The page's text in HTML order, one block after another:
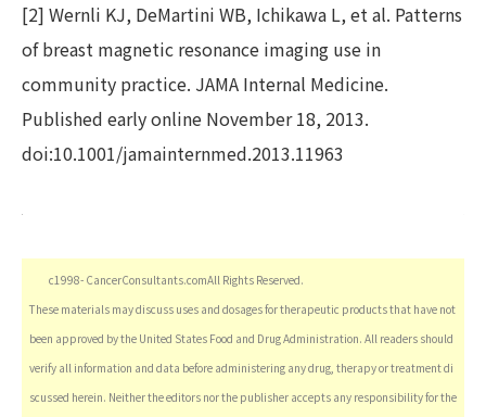
[2] Wernli KJ, DeMartini WB, Ichikawa L, et al. Patterns
of breast magnetic resonance imaging use in
community practice. JAMA Internal Medicine.
Published early online November 18, 2013.
doi:10.1001/jamainternmed.2013.11963
c1998- CancerConsultants.comAll Rights Reserved.
These materials may discuss uses and dosages for therapeutic products that have not
been approved by the United States Food and Drug Administration. All readers should
verify all information and data before administering any drug, therapy or treatment di
scussed herein. Neither the editors nor the publisher accepts any responsibility for the